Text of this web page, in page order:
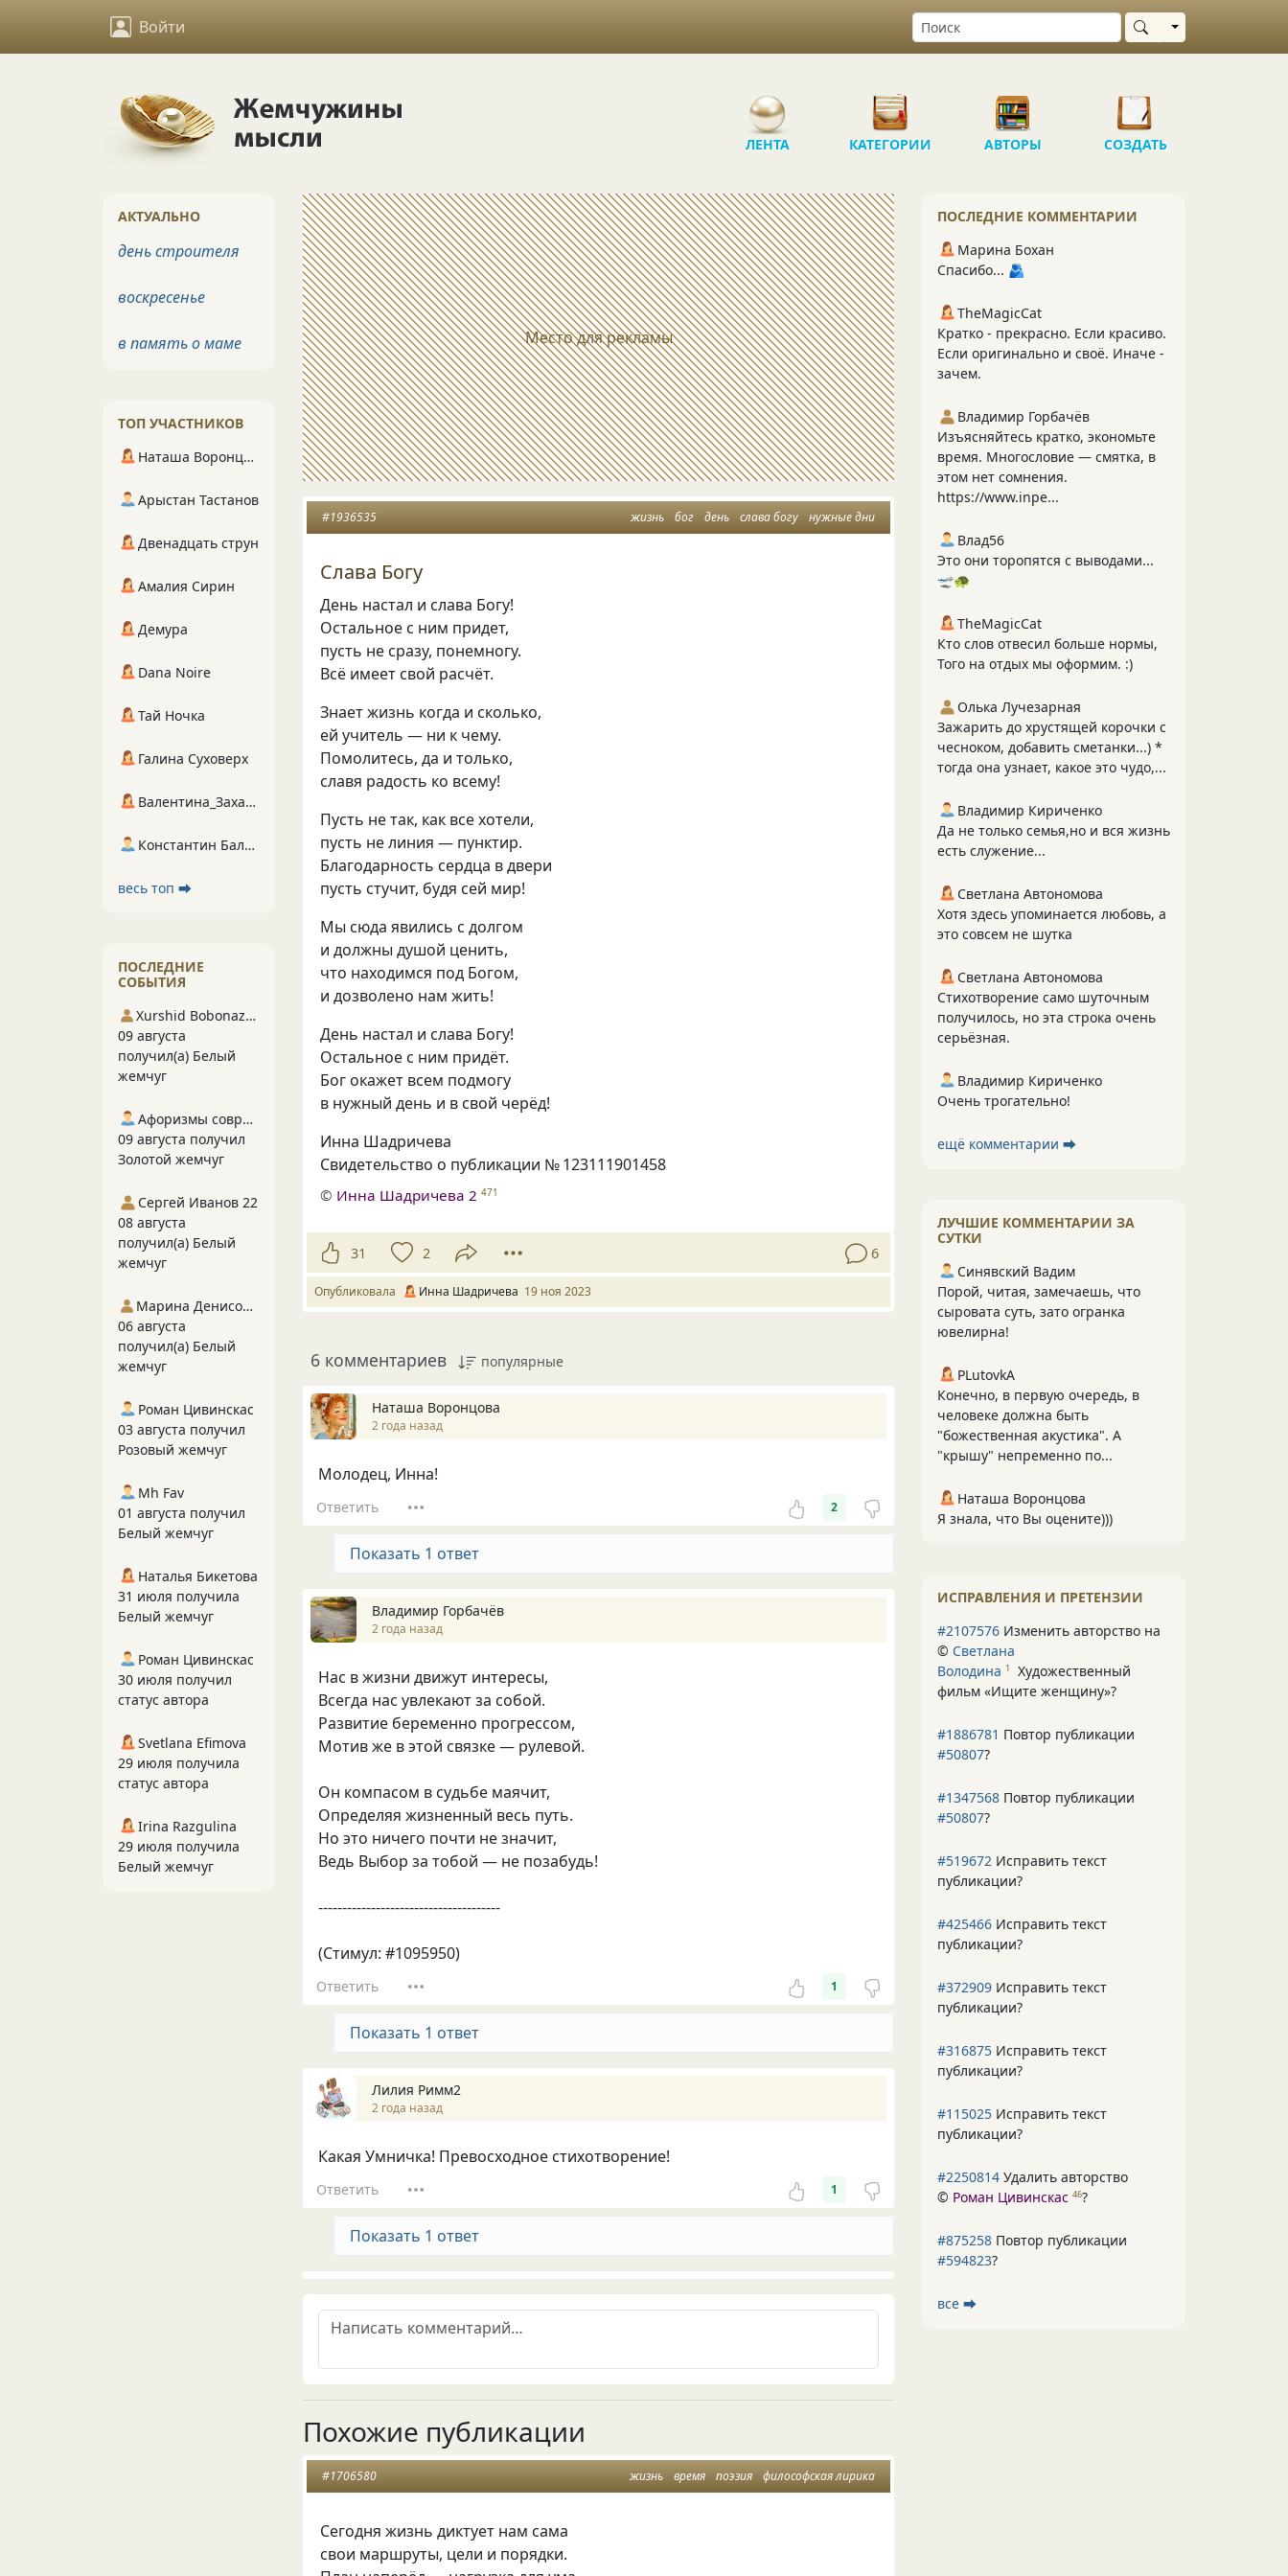
Войти Выбрать область
ЛЕНТА КАТЕГОРИИ АВТОРЫ СОЗДАТЬ
Место для рекламы
жизнь бог день слава богу нужные дни
#1936535
Слава Богу
День настал и слава Богу!
Остальное с ним придет,
пусть не сразу, понемногу.
Всё имеет свой расчёт.
Знает жизнь когда и сколько,
ей учитель — ни к чему.
Помолитесь, да и только,
славя радость ко всему!
Пусть не так, как все хотели,
пусть не линия — пунктир.
Благодарность сердца в двери
пусть стучит, будя сей мир!
Мы сюда явились с долгом
и должны душой ценить,
что находимся под Богом,
и дозволено нам жить!
День настал и слава Богу!
Остальное с ним придёт.
Бог окажет всем подмогу
в нужный день и в свой черёд!
Инна Шадричева
Свидетельство о публикации № 123111901458
© Инна Шадричева 2 471
31 2 6
Опубликовала Инна Шадричева 19 ноя 2023
6 комментариев популярные
Наташа Воронцова
2 года назад
Молодец, Инна!
Ответить 2
Показать 1 ответ
Владимир Горбачёв
2 года назад
Нас в жизни движут интересы,
Всегда нас увлекают за собой.
Развитие беременно прогрессом,
Мотив же в этой связке — рулевой.
Он компасом в судьбе маячит,
Определяя жизненный весь путь.
Но это ничего почти не значит,
Ведь Выбор за тобой — не позабудь!
--------------------------------------
(Стимул: #1095950)
Ответить 1
Показать 1 ответ
Лилия Римм2
2 года назад
Какая Умничка! Превосходное стихотворение!
Ответить 1
Показать 1 ответ
Похожие публикации
жизнь время поэзия философская лирика
#1706580
Сегодня жизнь диктует нам сама
свои маршруты, цели и порядки.
ПОСЛЕДНИЕ КОММЕНТАРИИ
Марина Бохан
Спасибо... 🫂
TheMagicCat
Кратко - прекрасно. Если красиво.
Если оригинально и своё. Иначе -
зачем.
Владимир Горбачёв
Изъясняйтесь кратко, экономьте
время. Многословие — смятка, в
этом нет сомнения.
https://www.inpe...
Влад56
Это они торопятся с выводами...
🛫🐢
TheMagicCat
Кто слов отвесил больше нормы,
Того на отдых мы оформим. :)
Олька Лучезарная
Зажарить до хрустящей корочки с
чесноком, добавить сметанки...) *
тогда она узнает, какое это чудо,...
Владимир Кириченко
Да не только семья,но и вся жизнь
есть служение...
Светлана Автономова
Хотя здесь упоминается любовь, а
это совсем не шутка
Светлана Автономова
Стихотворение само шуточным
получилось, но эта строка очень
серьёзная.
Владимир Кириченко
Очень трогательно!
ещё комментарии ⮕
ЛУЧШИЕ КОММЕНТАРИИ ЗА
СУТКИ
Синявский Вадим
Порой, читая, замечаешь, что
сыровата суть, зато огранка
ювелирна!
PLutоvkА
Конечно, в первую очередь, в
человеке должна быть
"божественная акустика". А
"крышу" непременно по...
Наташа Воронцова
Я знала, что Вы оцените)))
ИСПРАВЛЕНИЯ И ПРЕТЕНЗИИ
#2107576 Изменить авторство на
© Светлана
Володина 1
Художественный
фильм «Ищите женщину»?
#1886781 Повтор публикации
#50807?
#1347568 Повтор публикации
#50807?
#519672 Исправить текст
публикации?
#425466 Исправить текст
публикации?
#372909 Исправить текст
публикации?
#316875 Исправить текст
публикации?
#115025 Исправить текст
публикации?
#2250814 Удалить авторство
© Роман Цивинскас 46?
#875258 Повтор публикации
#594823?
все ⮕
АКТУАЛЬНО
день строителя
воскресенье
в память о маме
ТОП УЧАСТНИКОВ
Наташа Воронцова
Арыстан Тастанов
Двенадцать струн
Амалия Сирин
Демура
Dana Noire
Тай Ночка
Галина Суховерх
Валентина_Захарова
Константин Балухта
весь топ ⮕
ПОСЛЕДНИЕ
СОБЫТИЯ
Xurshid Bobonazarov
09 августа
получил(а) Белый
жемчуг
Афоризмы современников
09 августа получил
Золотой жемчуг
Сергей Иванов 22
08 августа
получил(а) Белый
жемчуг
Марина Денисова 5
06 августа
получил(а) Белый
жемчуг
Роман Цивинскас
03 августа получил
Розовый жемчуг
Mh Fav
01 августа получил
Белый жемчуг
Наталья Бикетова
31 июля получила
Белый жемчуг
Роман Цивинскас
30 июля получил
статус автора
Svetlana Efimova
29 июля получила
статус автора
Irina Razgulina
29 июля получила
Белый жемчуг